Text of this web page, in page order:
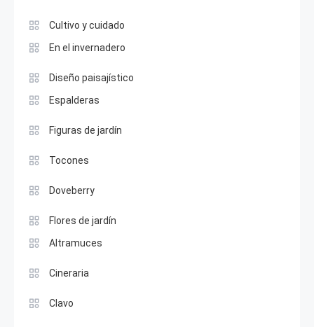
Cultivo y cuidado
En el invernadero
Diseño paisajístico
Espalderas
Figuras de jardín
Tocones
Doveberry
Flores de jardín
Altramuces
Cineraria
Clavo